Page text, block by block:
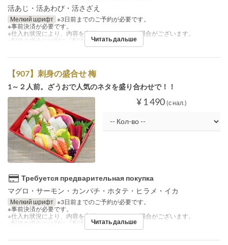
活あじ・活あわび・活さざえ
Мелкий шрифт ※3日前までのご予約が必要です。
※事前決済が必要です。
※仕入れ状況により、内容を変更させていただく場合がございます。
※配送の場合には別に『配送料』を注文下さい。
Читать дальше
【907】刺身の盛合せ 梅
1～２人前。ざうおで人気のネタを盛り合わせで！！
¥ 1 490 (с нал.)
Требуется предварительная покупка
マグロ・サーモン・カンパチ・ホタテ・ヒラメ・イカ
Мелкий шрифт ※3日前までのご予約が必要です。
※事前決済が必要です。
※仕入れ状況により、内容を変更させていただく場合がございます。
※配送の場合には別に『配送料』を注文下さい。
Читать дальше